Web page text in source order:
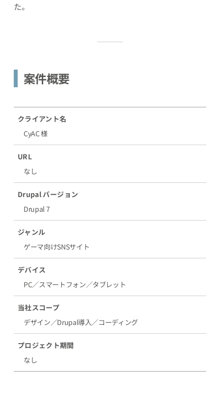
た。
案件概要
クライアント名
CyAC 様
URL
なし
Drupal バージョン
Drupal 7
ジャンル
ゲーマ向けSNSサイト
デバイス
PC／スマートフォン／タブレット
当社スコープ
デザイン／Drupal導入／コーディング
プロジェクト期間
なし